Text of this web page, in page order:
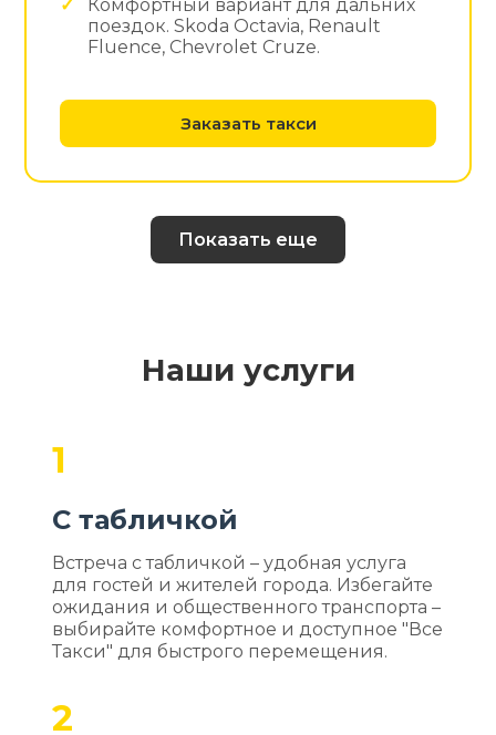
Комфортный вариант для дальних
поездок. Skoda Octavia, Renault
Fluence, Chevrolet Cruze.
Заказать такси
Показать еще
Наши услуги
1
С табличкой
Встреча с табличкой – удобная услуга
для гостей и жителей города. Избегайте
ожидания и общественного транспорта –
выбирайте комфортное и доступное "Все
Такси" для быстрого перемещения.
2